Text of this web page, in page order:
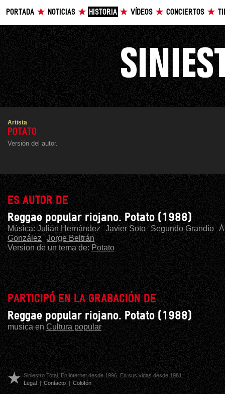
PORTADA NOTICIAS HISTORIA VÍDEOS CONCIERTOS
Artista
POTATO
Versión del autor.
ES AUTOR DE
Reggae popular riojano. Potato (1988)
Música:Julián Hernández Javier Soto Segundo Grandío
González Jorge Beltrán
Version de un tema de:Potato
PARTICIPÓ EN LA GRABACIÓN DE
Reggae popular riojano. Potato (1988)
musica enCultura popular
Siniestro Total. En internet desde 1996. En sus vidas desde 1981.
Legal | Contacto | Colofón